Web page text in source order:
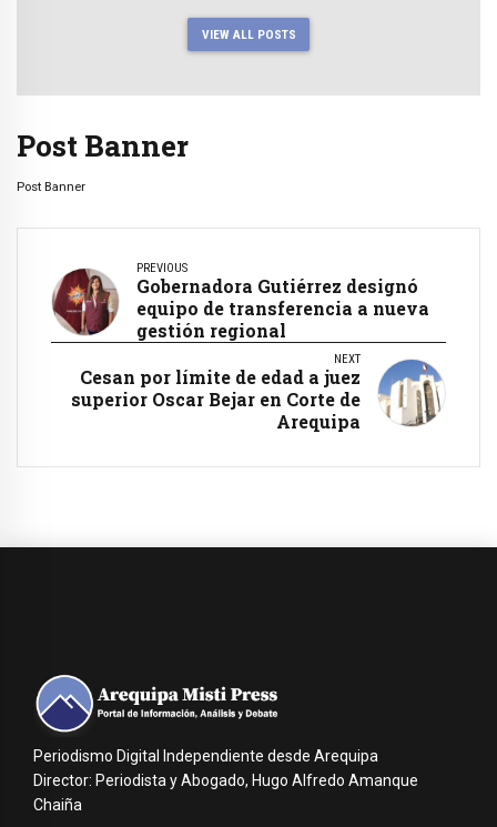
VIEW ALL POSTS
Post Banner
Post Banner
PREVIOUS
Gobernadora Gutiérrez designó
equipo de transferencia a nueva
gestión regional
NEXT
Cesan por límite de edad a juez
superior Oscar Bejar en Corte de
Arequipa
Periodismo Digital Independiente desde Arequipa
Director: Periodista y Abogado, Hugo Alfredo Amanque
Chaiña